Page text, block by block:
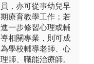
員，亦可從事幼兒早
期療育教學工作；若
進一步修習心理或輔
導相關專業，則可成
為學校輔導老師、心
理師、職能治療師。